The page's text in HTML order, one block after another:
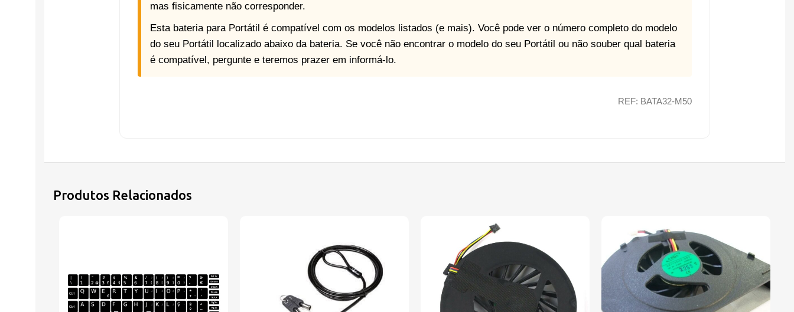
mas fisicamente não corresponder.
Esta bateria para Portátil é compatível com os modelos listados (e mais). Você pode ver o número completo do modelo
do seu Portátil localizado abaixo da bateria. Se você não encontrar o modelo do seu Portátil ou não souber qual bateria
é compatível, pergunte e teremos prazer em informá-lo.
REF: BATA32-M50
Produtos Relacionados